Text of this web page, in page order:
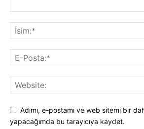
Adımı, e-postamı ve web sitemi bir
yapacağımda bu tarayıcıya kaydet.